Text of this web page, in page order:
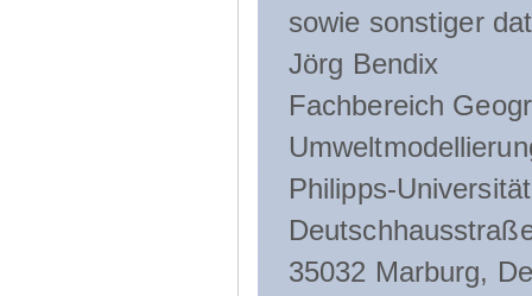
sowie sonstiger
Jörg Bendix
Fachbereich
Philipps-
35032 Marburg,